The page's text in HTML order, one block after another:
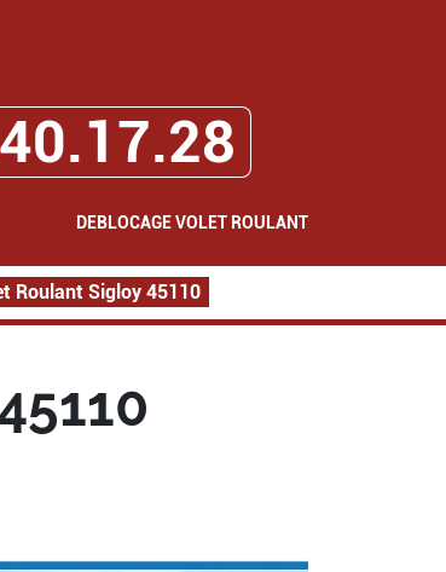
DEBLOCAGE VOLET ROULANT
Roulant Sigloy 45110